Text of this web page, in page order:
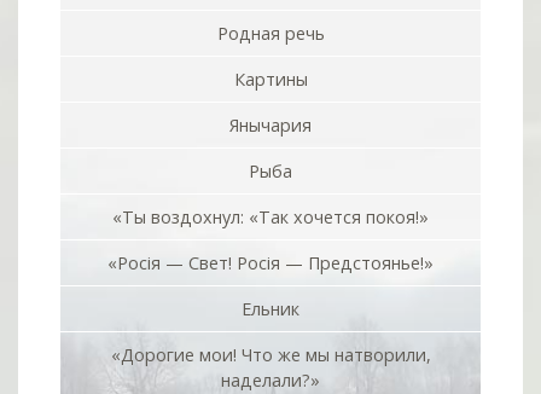
Родная речь
Картины
Янычария
Рыба
«Ты воздохнул: «Так хочется покоя!»
«Росiя — Свет! Росiя — Предстоянье!»
Ельник
«Дорогие мои! Что же мы натворили,
наделали?»